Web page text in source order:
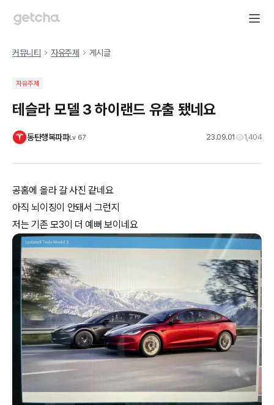
커뮤니티 자유주제 게시글
자유주제
테슬라 모델 3 하이랜드 유출 됐네요
동탄행복파파Lv 67 23.09.01 1,404
공홈에 올라 갈 사진 같네요
아직 뇌이징이 안돼서 그런지
저는 기존 모3이 더 예뻐 보이네요